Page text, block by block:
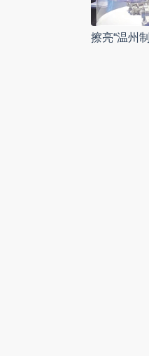
擦亮“温州